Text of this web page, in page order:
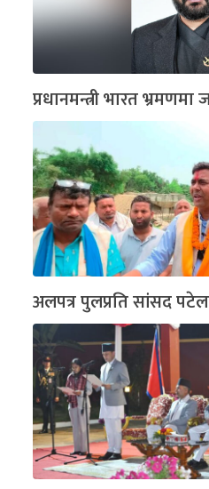
प्रधानमन्त्री भारत भ्रमणमा
अलपत्र पुलप्रति सांसद